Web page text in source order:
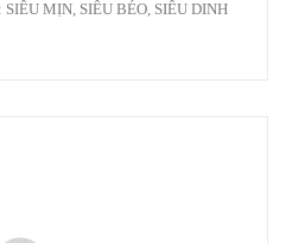
MỊN, SIÊU BÉO, SIÊU DINH